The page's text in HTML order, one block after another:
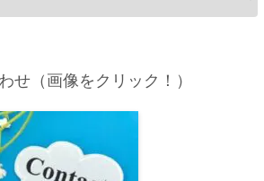
せ（画像をクリック！）